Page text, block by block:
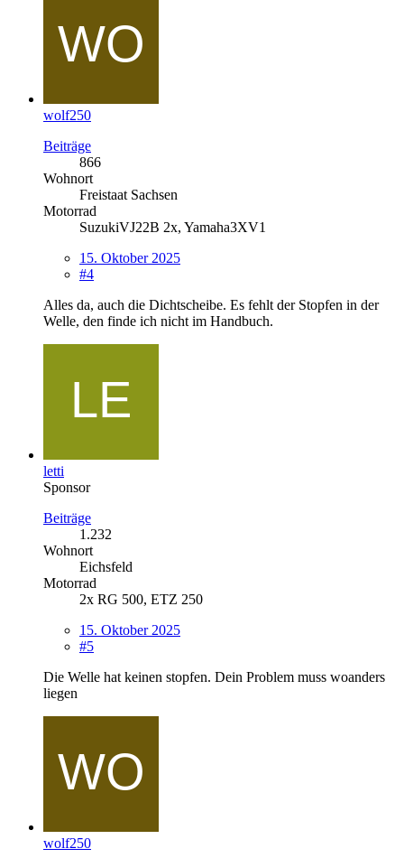
wolf250
Beiträge
866
Wohnort
Freistaat Sachsen
Motorrad
SuzukiVJ22B 2x, Yamaha3XV1
15. Oktober 2025
#4
Alles da, auch die Dichtscheibe. Es fehlt der Stopfen in der
Welle, den finde ich nicht im Handbuch.
letti
Sponsor
Beiträge
1.232
Wohnort
Eichsfeld
Motorrad
2x RG 500, ETZ 250
15. Oktober 2025
#5
Die Welle hat keinen stopfen. Dein Problem muss woanders
liegen
wolf250